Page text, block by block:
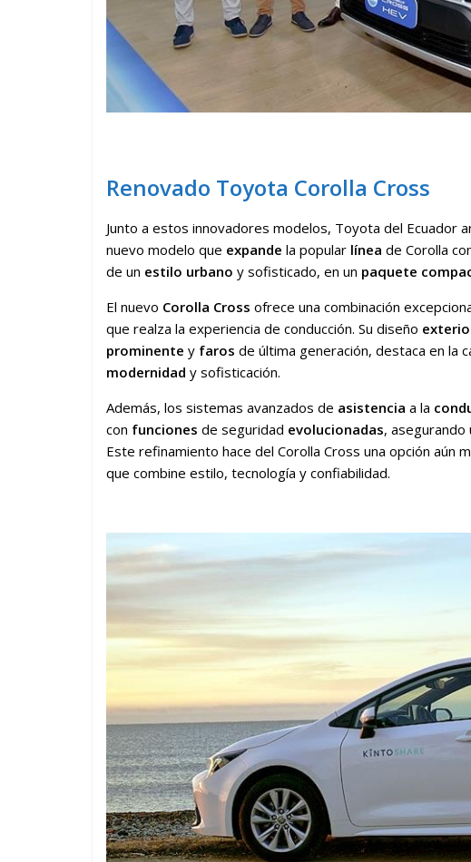
Renovado Toyota Corolla Cross
Junto a estos innovadores modelos, Toyota del Ecuador
nuevo modelo que expande la popular línea de Corolla
de un estilo urbano y sofisticado, en un paquete
El nuevo Corolla Cross ofrece una combinación
que realza la experiencia de conducción. Su diseño
prominente y faros de última generación, destaca en la
modernidad y sofisticación.
Además, los sistemas avanzados de asistencia a la
con funciones de seguridad evolucionadas, asegurando
Este refinamiento hace del Corolla Cross una opción aún
que combine estilo, tecnología y confiabilidad.